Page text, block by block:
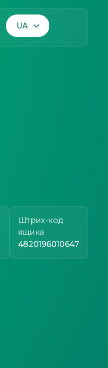
UA
Штрих-код
ящика
4820196010647